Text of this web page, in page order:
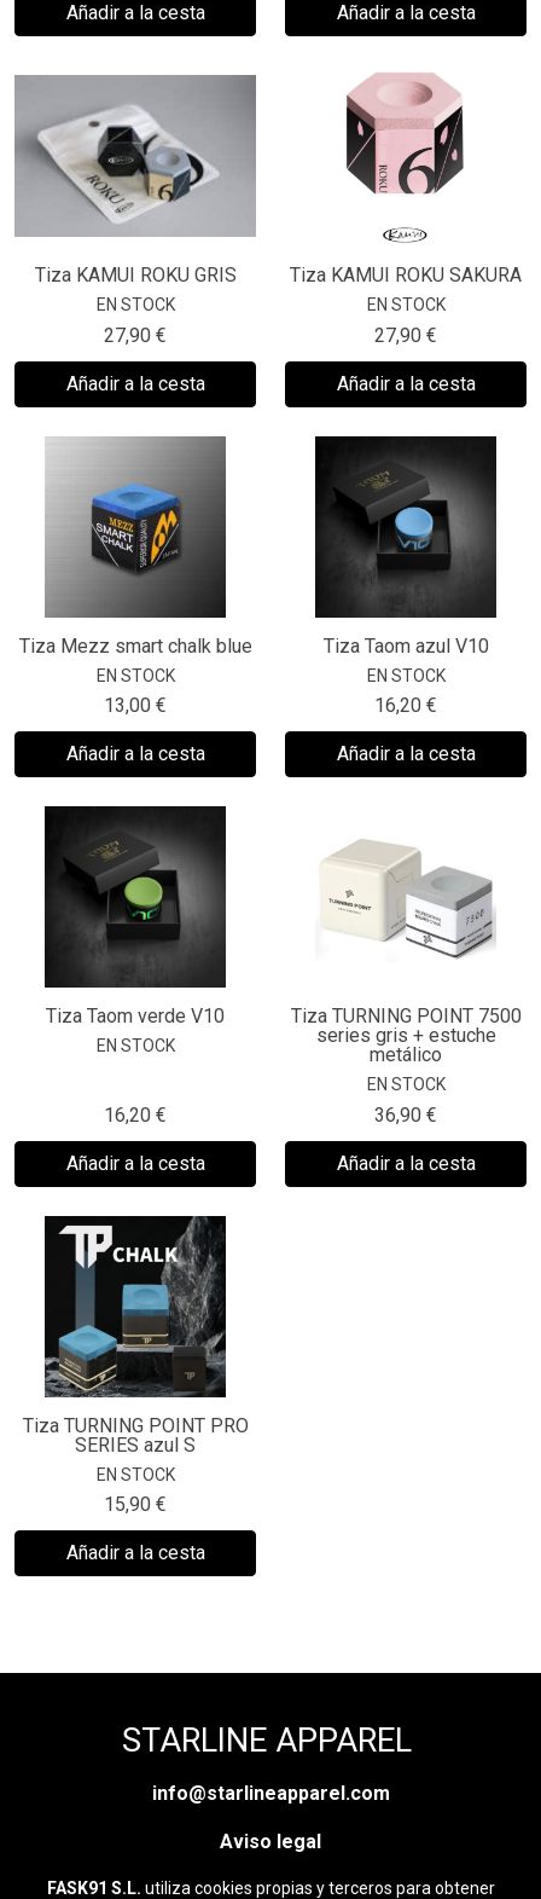
Añadir a la cesta Añadir a la cesta
Tiza KAMUI ROKU GRIS
EN STOCK
27,90 €
Añadir a la cesta
Tiza KAMUI ROKU SAKURA
EN STOCK
27,90 €
Añadir a la cesta
Tiza Mezz smart chalk blue
EN STOCK
13,00 €
Añadir a la cesta
Tiza Taom azul V10
EN STOCK
16,20 €
Añadir a la cesta
Tiza Taom verde V10
EN STOCK
16,20 €
Añadir a la cesta
Tiza TURNING POINT 7500
series gris + estuche
metálico
EN STOCK
36,90 €
Añadir a la cesta
Tiza TURNING POINT PRO
SERIES azul S
EN STOCK
15,90 €
Añadir a la cesta
STARLINE APPAREL
info@starlineapparel.com
Aviso legal
FASK91 S.L. utiliza cookies propias y terceros para obtener